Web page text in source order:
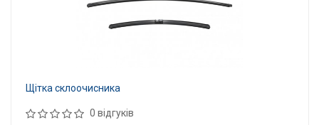
Щітка склоочисника
0 відгуків